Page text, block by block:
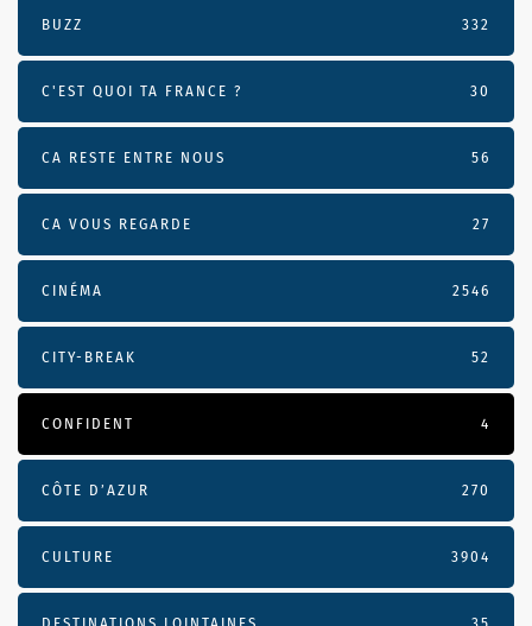
BUZZ 332
C'EST QUOI TA FRANCE ? 30
CA RESTE ENTRE NOUS 56
CA VOUS REGARDE 27
CINÉMA 2546
CITY-BREAK 52
CONFIDENT 4
CÔTE D’AZUR 270
CULTURE 3904